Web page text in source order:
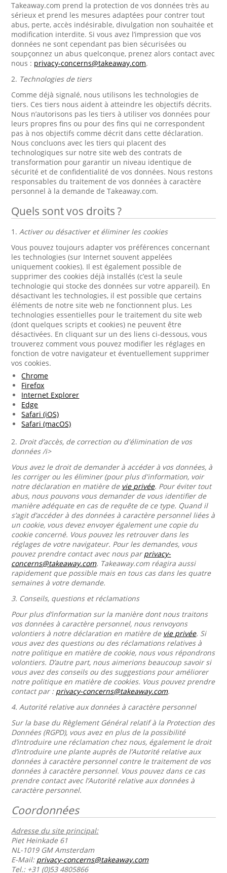
Takeaway.com prend la protection de vos données très au
sérieux et prend les mesures adaptées pour contrer tout
abus, perte, accès indésirable, divulgation non souhaitée et
modification interdite. Si vous avez l’impression que vos
données ne sont cependant pas bien sécurisées ou
soupçonnez un abus quelconque, prenez alors contact avec
nous : privacy-concerns@takeaway.com.
2. Technologies de tiers
Comme déjà signalé, nous utilisons les technologies de
tiers. Ces tiers nous aident à atteindre les objectifs décrits.
Nous n’autorisons pas les tiers à utiliser vos données pour
leurs propres fins ou pour des fins qui ne correspondent
pas à nos objectifs comme décrit dans cette déclaration.
Nous concluons avec les tiers qui placent des
technologiques sur notre site web des contrats de
transformation pour garantir un niveau identique de
sécurité et de confidentialité de vos données. Nous restons
responsables du traitement de vos données à caractère
personnel à la demande de Takeaway.com.
Quels sont vos droits ?
1.Activer ou désactiver et éliminer les cookies
Vous pouvez toujours adapter vos préférences concernant
les technologies (sur Internet souvent appelées
uniquement cookies). Il est également possible de
supprimer des cookies déjà installés (c’est la seule
technologie qui stocke des données sur votre appareil). En
désactivant les technologies, il est possible que certains
éléments de notre site web ne fonctionnent plus. Les
technologies essentielles pour le traitement du site web
(dont quelques scripts et cookies) ne peuvent être
désactivées. En cliquant sur un des liens ci-dessous, vous
trouverez comment vous pouvez modifier les réglages en
fonction de votre navigateur et éventuellement supprimer
vos cookies.
Chrome
Firefox
Internet Explorer
Edge
Safari (iOS)
Safari (macOS)
2. Droit d’accès, de correction ou d'élimination de vos
données /i>
Vous avez le droit de demander à accéder à vos données, à
les corriger ou les éliminer (pour plus d'information, voir
notre déclaration en matière de vie privée. Pour éviter tout
abus, nous pouvons vous demander de vous identifier de
manière adéquate en cas de requête de ce type. Quand il
s’agit d’accéder à des données à caractère personnel liées à
un cookie, vous devez envoyer également une copie du
cookie concerné. Vous pouvez les retrouver dans les
réglages de votre navigateur. Pour les demandes, vous
pouvez prendre contact avec nous parprivacy-
concerns@takeaway.com. Takeaway.com réagira aussi
rapidement que possible mais en tous cas dans les quatre
semaines à votre demande.
3. Conseils, questions et réclamations
Pour plus d’information sur la manière dont nous traitons
vos données à caractère personnel, nous renvoyons
volontiers à notre déclaration en matière de vie privée. Si
vous avez des questions ou des réclamations relatives à
notre politique en matière de cookie, nous vous répondrons
volontiers. D’autre part, nous aimerions beaucoup savoir si
vous avez des conseils ou des suggestions pour améliorer
notre politique en matière de cookies. Vous pouvez prendre
contact par : privacy-concerns@takeaway.com.
4.Autorité relative aux données à caractère personnel
Sur la base du Règlement Général relatif à la Protection des
Données (RGPD), vous avez en plus de la possibilité
d’introduire une réclamation chez nous, également le droit
d’introduire une plante auprès de l’Autorité relative aux
données à caractère personnel contre le traitement de vos
données à caractère personnel. Vous pouvez dans ce cas
prendre contact avec l’Autorité relative aux données à
caractère personnel.
Coordonnées
Adresse du site principal:
Piet Heinkade 61
NL-1019 GM Amsterdam
E-Mail: privacy-concerns@takeaway.com
Tel.: +31 (0)53 4805866